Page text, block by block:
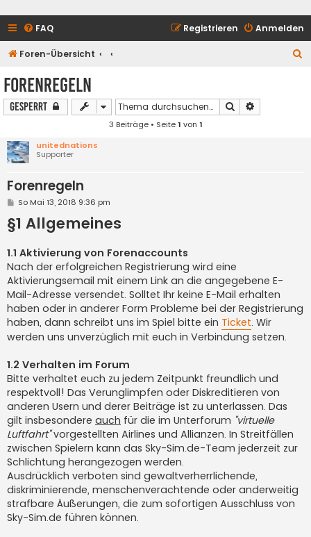
FAQ Anmelden
Registrieren
Foren-Übersicht
Forenregeln
Gesperrt Suche
3 Beiträge • Seite1 von 1
unitednations
Supporter
Forenregeln
B
i
t
g
So Mai 13, 2018 9:36 pm
§1 Allgemeines
1.1 Aktivierung von Forenaccounts
Nach der erfolgreichen Registrierung wird eine
Aktivierungsemail mit einem Link an die angegebene E-
Mail-Adresse versendet. Solltet Ihr keine E-Mail erhalten
haben oder in anderer Form Probleme bei der Registrierung
haben, dann schreibt uns im Spiel bitte ein Ticket. Wir
werden uns unverzüglich mit euch in Verbindung setzen.
1.2 Verhalten im Forum
Bitte verhaltet euch zu jedem Zeitpunkt freundlich und
respektvoll! Das Verunglimpfen oder Diskreditieren von
anderen Usern und derer Beiträge ist zu unterlassen. Das
gilt insbesondere auch für die im Unterforum "virtuelle
Luftfahrt"vorgestellten Airlines und Allianzen. In Streitfällen
zwischen Spielern kann das Sky-Sim.de-Team jederzeit zur
Schlichtung herangezogen werden.
Ausdrücklich verboten sind gewaltverherrlichende,
diskriminierende, menschenverachtende oder anderweitig
strafbare Äußerungen, die zum sofortigen Ausschluss von
Sky-Sim.de führen können.